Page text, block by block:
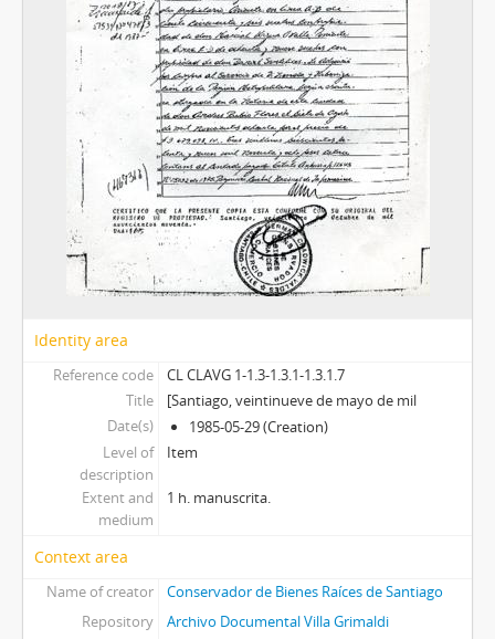
Identity area
Reference code
CL CLAVG 1-1.3-1.3.1-1.3.1.7
Title
[Santiago, veintinueve de mayo de mil
Date(s)
1985-05-29 (Creation)
Level of
description
Item
Extent and
medium
1 h. manuscrita.
Context area
Name of creator
Conservador de Bienes Raíces de Santiago
Repository
Archivo Documental Villa Grimaldi